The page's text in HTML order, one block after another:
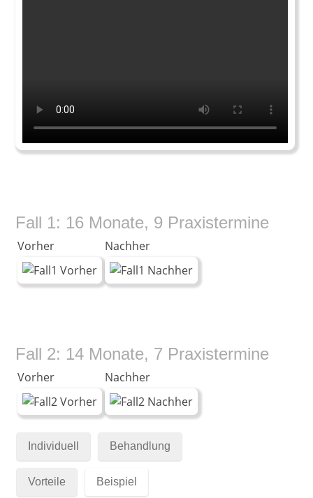
Fall 1: 16 Monate, 9 Praxistermine
Vorher Nachher
Fall 2: 14 Monate, 7 Praxistermine
Vorher Nachher
Individuell Behandlung
Vorteile Beispiel